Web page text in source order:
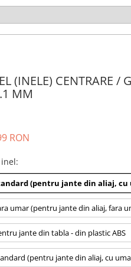
(INELE) CENTRARE /
MM
RON
:
(pentru jante din aliaj, cu
umar (pentru jante din aliaj, fara
jante din tabla - din plastic ABS
(pentru jante din aliaj, cu